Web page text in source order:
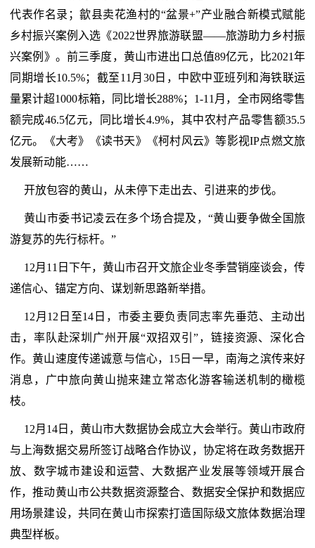
代表作名录；歙县卖花渔村的“盆景+”产业融合新模式赋能
乡村振兴案例入选《2022世界旅游联盟——旅游助力乡村振
兴案例》。前三季度，黄山市进出口总值89亿元，比2021年
同期增长10.5%；截至11月30日，中欧中亚班列和海铁联运
量累计超1000标箱，同比增长288%；1-11月，全市网络零售
额完成46.5亿元，同比增长4.9%，其中农村产品零售额35.5
亿元。《大考》《读书天》《柯村风云》等影视IP点燃文旅
发展新动能……
开放包容的黄山，从未停下走出去、引进来的步伐。
黄山市委书记凌云在多个场合提及，“黄山要争做全国旅
游复苏的先行标杆。”
12月11日下午，黄山市召开文旅企业冬季营销座谈会，传
递信心、锚定方向、谋划新思路新举措。
12月12日至14日，市委主要负责同志率先垂范、主动出
击，率队赴深圳广州开展“双招双引”，链接资源、深化合
作。黄山速度传递诚意与信心，15日一早，南海之滨传来好
消息，广中旅向黄山抛来建立常态化游客输送机制的橄榄
枝。
12月14日，黄山市大数据协会成立大会举行。黄山市政府
与上海数据交易所签订战略合作协议，协定将在政务数据开
放、数字城市建设和运营、大数据产业发展等领域开展合
作，推动黄山市公共数据资源整合、数据安全保护和数据应
用场景建设，共同在黄山市探索打造国际级文旅体数据治理
典型样板。